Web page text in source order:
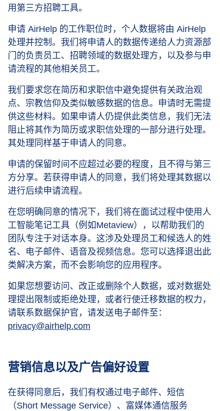
用第三方招聘工具。
申请 AirHelp 的工作职位时，个人数据将由 AirHelp
处理并控制。我们将申请人的数据传递给人力资源部
门的负责员工、招聘领域的数据处理方，以及参与申
请流程的其他相关员工。
我们要求您在简历和求职信中避免提供有关政治观
点、宗教信仰及类似敏感数据的信息。申请时无需提
供这些材料。如果申请人仍提供此类信息，我们无法
阻止将其作为简历或求职信处理的一部分进行处理。
其处理同样基于申请人的同意。
申请的保留时间不应超过必要的程度，且不得与第三
方分享。若获得申请人的同意，我们将处理其数据以
进行后续申请流程。
在您明确同意的情况下，我们将在面试过程中使用人
工智能笔记工具（例如Metaview），以帮助我们的
团队专注于对话本身。这涉及处理员工和候选人的姓
名、电子邮件、语音及视频信息。您可以选择退出此
类解决方案，而不会影响您的应用程序。
如果您想要访问、改正或删除个人数据，或对数据处
理提出限制或拒绝处理，或者行使迁移数据的权力，
请联系数据保护官，请发送电子邮件至：
privacy@airhelp.com
营销信息以及广告偏好设置
在获得同意后，我们有权通过电子邮件、短信
（Short Message Service）、富媒体通信服务